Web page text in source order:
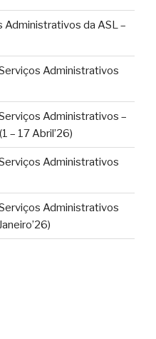
Administrativos da ASL –
Administrativos
Administrativos –
– 17 Abril’26)
Administrativos
Administrativos